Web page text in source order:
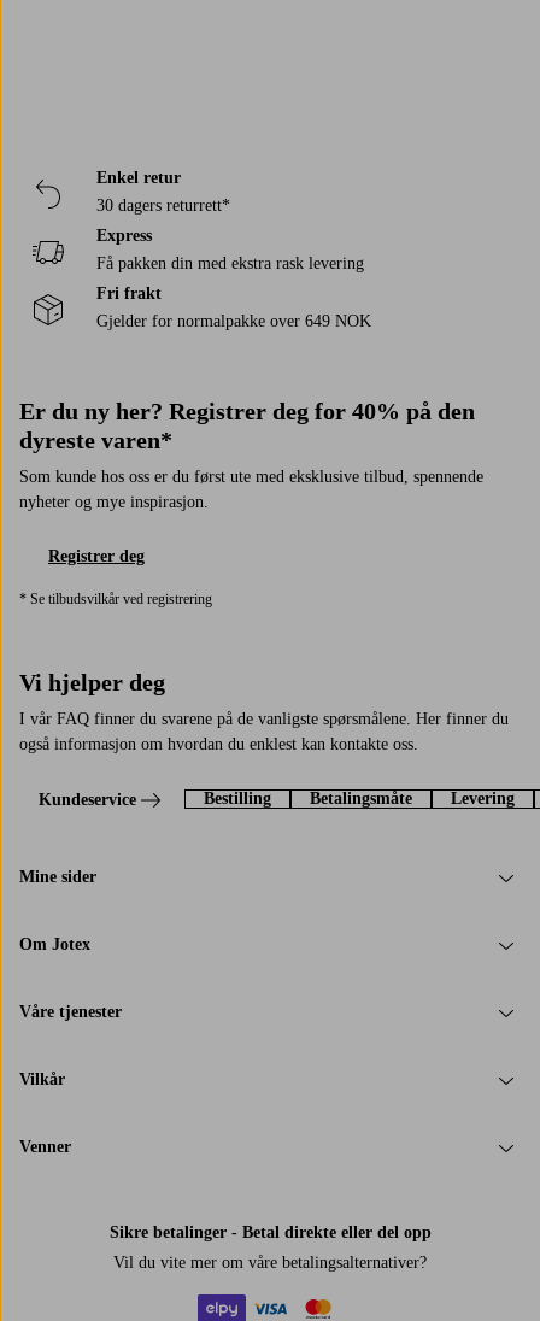
Enkel retur
30 dagers returrett*
Express
Få pakken din med ekstra rask levering
Fri frakt
Gjelder for normalpakke over 649 NOK
Er du ny her? Registrer deg for 40% på den
dyreste varen*
Som kunde hos oss er du først ute med eksklusive tilbud, spennende
nyheter og mye inspirasjon.
Registrer deg
* Se tilbudsvilkår ved registrering
Vi hjelper deg
I vår FAQ finner du svarene på de vanligste spørsmålene. Her finner du
også informasjon om hvordan du enklest kan kontakte oss.
Kundeservice Bestilling Betalingsmåte Levering
Mine sider
Om Jotex
Våre tjenester
Vilkår
Venner
Sikre betalinger - Betal direkte eller del opp
Vil du vite mer om våre betalingsalternativer?